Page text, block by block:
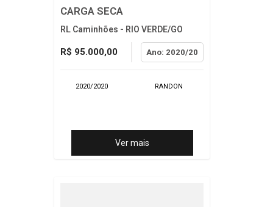
CARGA SECA
RL Caminhões - RIO VERDE/GO
R$ 95.000,00 Ano: 2020/20
2020/2020 RANDON
Ver mais